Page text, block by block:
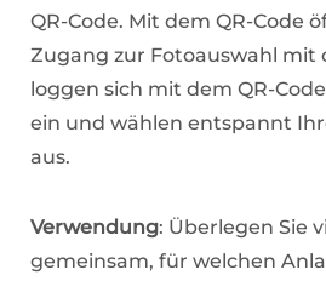
QR-Code. Mit dem QR-Code
Zugang zur Fotoauswahl mit
loggen sich mit dem QR-
ein und wählen entspannt
aus.
Verwendung: Überlegen Sie
gemeinsam, für welchen